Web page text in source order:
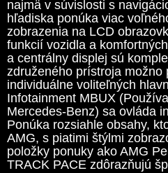
najmä v súvislosti s
hľadiska ponúka viac
zobrazenia na LCD
funkcií vozidla a
a centrálny displej sú
združeného prístroja možno
individuálne voliteľných
Infotainment MBUX
Mercedes-Benz) sa ovláda
Ponúka rozsiahle obsahy,
AMG, s piatimi štýlmi
položky ponuky ako AMG
TRACK PACE zdôrazňujú